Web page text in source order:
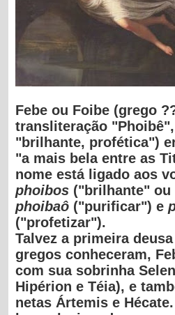
Febe ou Foibe (grego
transliteração
"brilhante, profética")
"a mais bela entre as
nome está ligado aos
phoibos ("brilhante"
phoibaô ("purificar") e
("profetizar").
Talvez a primeira
gregos conheceram,
com sua sobrinha
Hipérion e Téia), e
netas Ártemis e